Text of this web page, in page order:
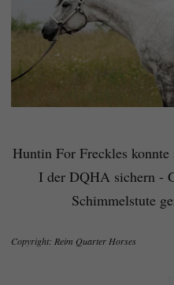
Huntin For Freckles
I der DQHA sichern -
Schimmelstute
Copyright: Reim Quarter Horses